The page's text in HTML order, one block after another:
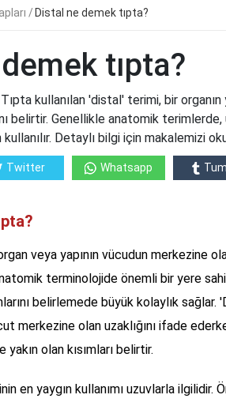
Distal ne demek tıpta?
tıpta?
kullanılan 'distal' terimi, bir organın
belirtir. Genellikle anatomik terimlerde,
Detaylı bilgi için makalemizi
Twitter Whatsapp
veya yapının vücudun merkezine
terminolojide önemli bir yere
belirlemede büyük kolaylık
merkezine olan uzaklığını ifade
olan kısımları belirtir.
en yaygın kullanımı uzuvlarla ilgilidir.